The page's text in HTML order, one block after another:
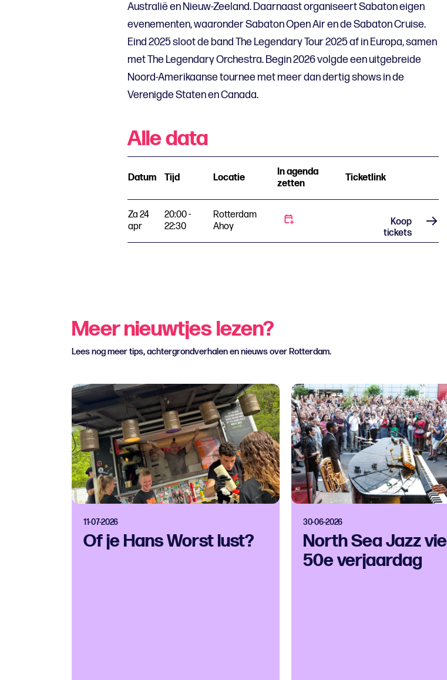
Australië en Nieuw-Zeeland. Daarnaast organiseert Sabaton eigen
evenementen, waaronder Sabaton Open Air en de Sabaton Cruise.
Eind 2025 sloot de band The Legendary Tour 2025 af in Europa, samen
met The Legendary Orchestra. Begin 2026 volgde een uitgebreide
Noord-Amerikaanse tournee met meer dan dertig shows in de
Verenigde Staten en Canada.
Alle data
Datum Tijd Locatie
In agenda
zetten
Ticketlink
Za 24
apr
20:00 -
22:30
Rotterdam
Ahoy
Koop
tickets
Meer nieuwtjes lezen?
Lees nog meer tips, achtergrondverhalen en nieuws over Rotterdam.
11-07-2026
Of je Hans Worst lust?
30-06-2026
North Sea Jazz
50e verjaardag